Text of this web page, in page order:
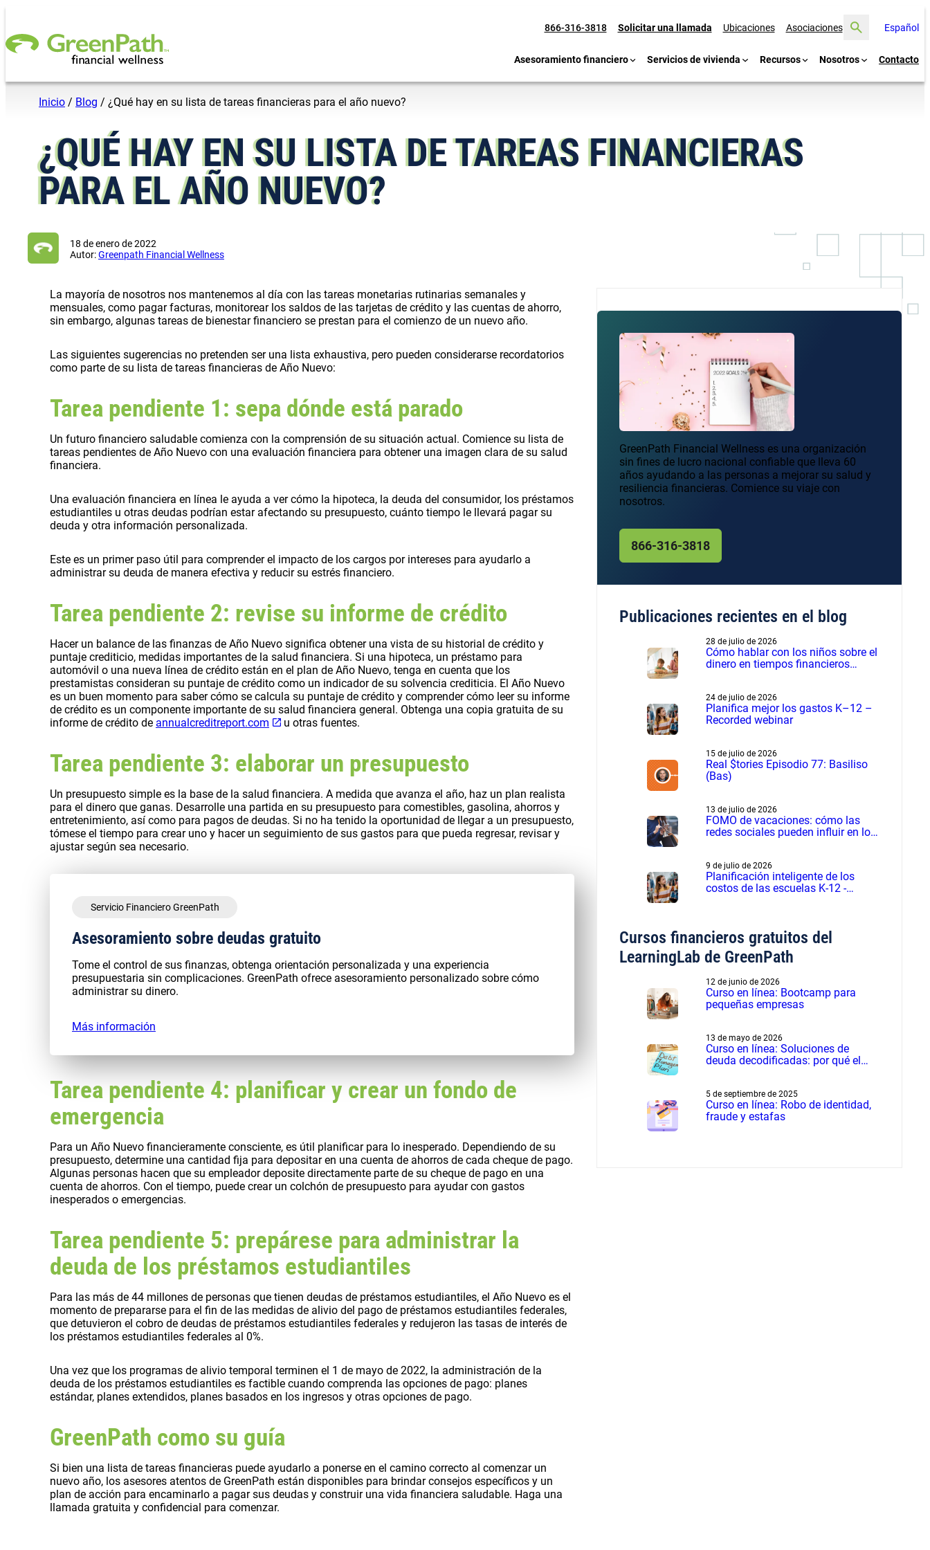
Español
866-316-3818 Solicitar una llamada Ubicaciones Asociaciones
Buscar
Asesoramiento financiero Servicios de vivienda Recursos Nosotros Contacto
Inicio / Blog / ¿Qué hay en su lista de tareas financieras para el año nuevo?
¿QUÉ HAY EN SU LISTA DE TAREAS FINANCIERAS
PARA EL AÑO NUEVO?
18 de enero de 2022
Autor:Greenpath Financial Wellness
La mayoría de nosotros nos mantenemos al día con las tareas monetarias rutinarias semanales y
mensuales, como pagar facturas, monitorear los saldos de las tarjetas de crédito y las cuentas de ahorro,
sin embargo, algunas tareas de bienestar financiero se prestan para el comienzo de un nuevo año.
Las siguientes sugerencias no pretenden ser una lista exhaustiva, pero pueden considerarse recordatorios
como parte de su lista de tareas financieras de Año Nuevo:
Tarea pendiente 1: sepa dónde está parado
Un futuro financiero saludable comienza con la comprensión de su situación actual. Comience su lista de
tareas pendientes de Año Nuevo con una evaluación financiera para obtener una imagen clara de su salud
financiera.
Una evaluación financiera en línea le ayuda a ver cómo la hipoteca, la deuda del consumidor, los préstamos
estudiantiles u otras deudas podrían estar afectando su presupuesto, cuánto tiempo le llevará pagar su
deuda y otra información personalizada.
Este es un primer paso útil para comprender el impacto de los cargos por intereses para ayudarlo a
administrar su deuda de manera efectiva y reducir su estrés financiero.
Tarea pendiente 2: revise su informe de crédito
Hacer un balance de las finanzas de Año Nuevo significa obtener una vista de su historial de crédito y
puntaje crediticio, medidas importantes de la salud financiera. Si una hipoteca, un préstamo para
automóvil o una nueva línea de crédito están en el plan de Año Nuevo, tenga en cuenta que los
prestamistas consideran su puntaje de crédito como un indicador de su solvencia crediticia. El Año Nuevo
es un buen momento para saber cómo se calcula su puntaje de crédito y comprender cómo leer su informe
de crédito es un componente importante de su salud financiera general. Obtenga una copia gratuita de su
informe de crédito de annualcreditreport.com u otras fuentes.
Tarea pendiente 3: elaborar un presupuesto
Un presupuesto simple es la base de la salud financiera. A medida que avanza el año, haz un plan realista
para el dinero que ganas. Desarrolle una partida en su presupuesto para comestibles, gasolina, ahorros y
entretenimiento, así como para pagos de deudas. Si no ha tenido la oportunidad de llegar a un presupuesto,
tómese el tiempo para crear uno y hacer un seguimiento de sus gastos para que pueda regresar, revisar y
ajustar según sea necesario.
Servicio Financiero GreenPath
Asesoramiento sobre deudas gratuito
Tome el control de sus finanzas, obtenga orientación personalizada y una experiencia
presupuestaria sin complicaciones. GreenPath ofrece asesoramiento personalizado sobre cómo
administrar su dinero.
Más información
Tarea pendiente 4: planificar y crear un fondo de
emergencia
Para un Año Nuevo financieramente consciente, es útil planificar para lo inesperado. Dependiendo de su
presupuesto, determine una cantidad fija para depositar en una cuenta de ahorros de cada cheque de pago.
Algunas personas hacen que su empleador deposite directamente parte de su cheque de pago en una
cuenta de ahorros. Con el tiempo, puede crear un colchón de presupuesto para ayudar con gastos
inesperados o emergencias.
Tarea pendiente 5: prepárese para administrar la
deuda de los préstamos estudiantiles
Para las más de 44 millones de personas que tienen deudas de préstamos estudiantiles, el Año Nuevo es el
momento de prepararse para el fin de las medidas de alivio del pago de préstamos estudiantiles federales,
que detuvieron el cobro de deudas de préstamos estudiantiles federales y redujeron las tasas de interés de
los préstamos estudiantiles federales al 0%.
Una vez que los programas de alivio temporal terminen el 1 de mayo de 2022, la administración de la
deuda de los préstamos estudiantiles es factible cuando comprenda las opciones de pago: planes
estándar, planes extendidos, planes basados en los ingresos y otras opciones de pago.
GreenPath como su guía
Si bien una lista de tareas financieras puede ayudarlo a ponerse en el camino correcto al comenzar un
nuevo año, los asesores atentos de GreenPath están disponibles para brindar consejos específicos y un
plan de acción para encaminarlo a pagar sus deudas y construir una vida financiera saludable. Haga una
llamada gratuita y confidencial para comenzar.
GreenPath Financial Wellness es una organización
sin fines de lucro nacional confiable que lleva 60
años ayudando a las personas a mejorar su salud y
resiliencia financieras. Comience su viaje con
nosotros.
866-316-3818
Publicaciones recientes en el blog
28 de julio de 2026
Cómo hablar con los niños sobre el
dinero en tiempos financieros
24 de julio de 2026
Planifica mejor los gastos K–12 –
Recorded webinar
15 de julio de 2026
Real $tories Episodio 77: Basiliso
(Bas)
13 de julio de 2026
FOMO de vacaciones: cómo las
redes sociales pueden influir en los
9 de julio de 2026
Planificación inteligente de los
costos de las escuelas K-12 -
Cursos financieros gratuitos del
LearningLab de GreenPath
12 de junio de 2026
Curso en línea: Bootcamp para
pequeñas empresas
13 de mayo de 2026
Curso en línea: Soluciones de
deuda decodificadas: por qué el
5 de septiembre de 2025
Curso en línea: Robo de identidad,
fraude y estafas